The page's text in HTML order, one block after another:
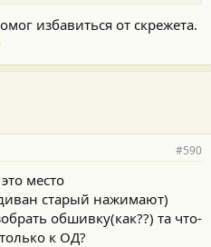
стекла стал довольно
особо не исправили.
Почистили резинки.
избавиться от скрежета.
#590
место
диван старый нажимают)
обшивку(как??) та что-
к ОД?